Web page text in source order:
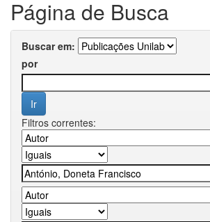
Página de Busca
Buscar em:
por
Filtros correntes: